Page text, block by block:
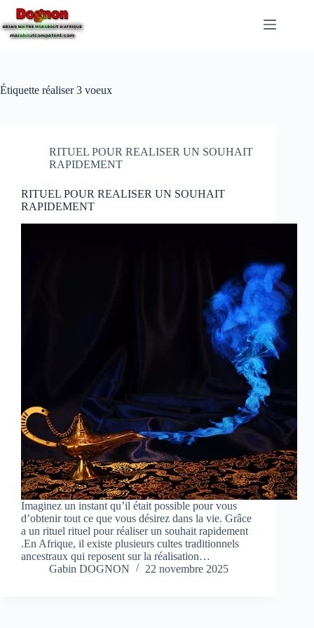
Étiquette réaliser 3 voeux
RITUEL POUR REALISER UN SOUHAIT
RAPIDEMENT
RITUEL POUR REALISER UN SOUHAIT
RAPIDEMENT
Imaginez un instant qu’il était possible pour vous
d’obtenir tout ce que vous désirez dans la vie. Grâce
a un rituel rituel pour réaliser un souhait rapidement
.En Afrique, il existe plusieurs cultes traditionnels
ancestraux qui reposent sur la réalisation…
Gabin DOGNON
22 novembre 2025